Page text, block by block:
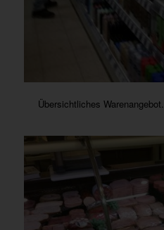
Übersichtliches Warenangebot.